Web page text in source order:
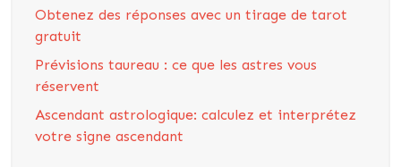
Obtenez des réponses avec un tirage de tarot
gratuit
Prévisions taureau : ce que les astres vous
réservent
Ascendant astrologique: calculez et interprétez
votre signe ascendant